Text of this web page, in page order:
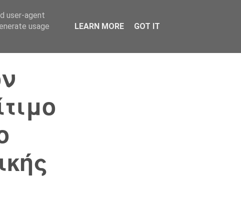
Συνδικαλισμός Σ.Α. Επικοινωνία Κόσμος
user-agent
usage
LEARN MORE GOT IT